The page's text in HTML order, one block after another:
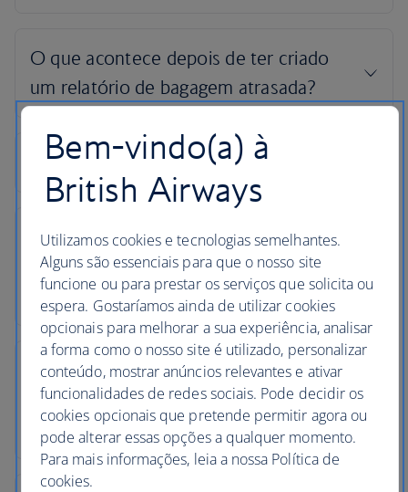
Bem-vindo(a) à
British Airways
Utilizamos cookies e tecnologias semelhantes.
Alguns são essenciais para que o nosso site
funcione ou para prestar os serviços que solicita ou
espera. Gostaríamos ainda de utilizar cookies
opcionais para melhorar a sua experiência, analisar
a forma como o nosso site é utilizado, personalizar
conteúdo, mostrar anúncios relevantes e ativar
funcionalidades de redes sociais. Pode decidir os
cookies opcionais que pretende permitir agora ou
pode alterar essas opções a qualquer momento.
Para mais informações, leia a nossa Política de
cookies.